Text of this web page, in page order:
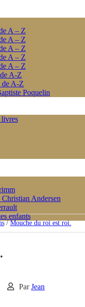
A – Z
A – Z
A – Z
A – Z
A – Z
A-Z
de A-Z
Poquelin
livres
Andersen
enfants
/Mouche du roi est roi.
ParJean